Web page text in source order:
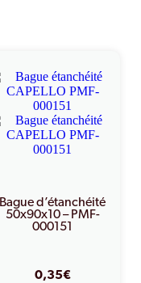
Bague d’étanchéité
50x90x10 – PMF-
000151
0,35€